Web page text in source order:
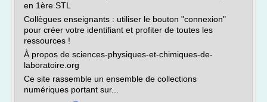
en 1ère STL
Collègues enseignants : utiliser le bouton "connexion"
pour créer votre identifiant et profiter de toutes les
ressources !
À propos de sciences-physiques-et-chimiques-de-
laboratoire.org
Ce site rassemble un ensemble de collections
numériques portant sur...